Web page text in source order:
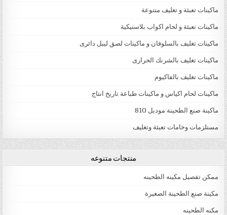
ماكينات تعبئة و تغليف متنوعة
ماكينات تعبئة و لحام اكواب بلاستيكية
ماكينات تغليف بالسلوفان و ماكينات لصق ليبل دائرى
ماكينات تغليف بالشرنك الحرارى
ماكينات تغليف بالفاكيوم
ماكينات لحام اكياس و ماكينات طباعة تاريخ انتاج
ماكينة صنع الطحينة موديل 810
مستلزمات وخامات تعبئة وتغليف
منتجات متنوعه
ممكن تفصيل مكينه الطحينه
مكينة صنع الطحينة الصغيرة
مكنه الطحينه